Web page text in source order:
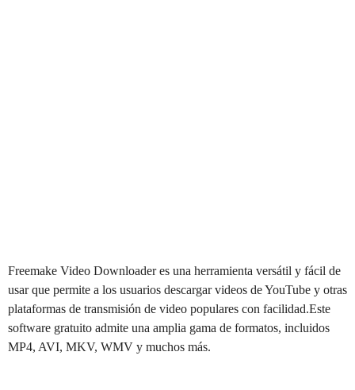
Freemake Video Downloader es una herramienta versátil y fácil de
usar que permite a los usuarios descargar videos de YouTube y otras
plataformas de transmisión de video populares con facilidad.Este
software gratuito admite una amplia gama de formatos, incluidos
MP4, AVI, MKV, WMV y muchos más.